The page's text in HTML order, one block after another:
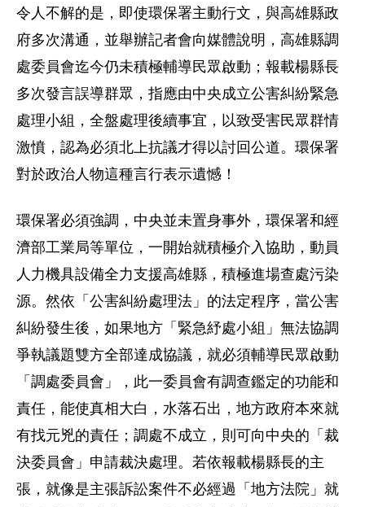
令人不解的是，即使環保署主動行文，與高雄縣政
府多次溝通，並舉辦記者會向媒體說明，高雄縣調
處委員會迄今仍未積極輔導民眾啟動；報載楊縣長
多次發言誤導群眾，指應由中央成立公害糾紛緊急
處理小組，全盤處理後續事宜，以致受害民眾群情
激憤，認為必須北上抗議才得以討回公道。環保署
對於政治人物這種言行表示遺憾！
環保署必須強調，中央並未置身事外，環保署和經
濟部工業局等單位，一開始就積極介入協助，動員
人力機具設備全力支援高雄縣，積極進場查處污染
源。然依「公害糾紛處理法」的法定程序，當公害
糾紛發生後，如果地方「緊急紓處小組」無法協調
爭執議題雙方全部達成協議，就必須輔導民眾啟動
「調處委員會」，此一委員會有調查鑑定的功能和
責任，能使真相大白，水落石出，地方政府本來就
有找元兇的責任；調處不成立，則可向中央的「裁
決委員會」申請裁決處理。若依報載楊縣長的主
張，就像是主張訴訟案件不必經過「地方法院」就